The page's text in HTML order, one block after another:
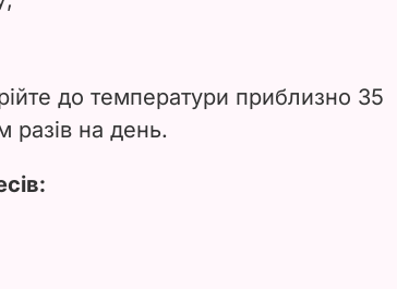
до температури приблизно 35
разів на день.